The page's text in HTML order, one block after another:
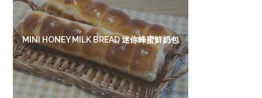
MINI HONEY MILK BREAD 迷你蜂蜜鮮奶包